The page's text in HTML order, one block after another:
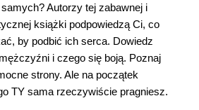
Autorzy tej zabawnej i
książki podpowiedzą Ci, co
by podbić ich serca. Dowiedz
i czego się boją. Poznaj
strony. Ale na początek
TY sama rzeczywiście pragniesz.